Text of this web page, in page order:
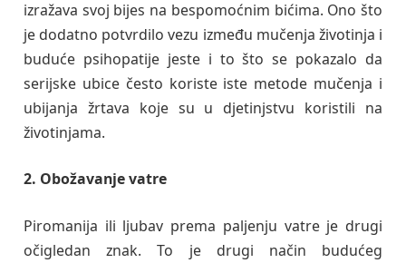
izražava svoj bijes na bespomoćnim bićima. Ono što
je dodatno potvrdilo vezu između mučenja životinja i
buduće psihopatije jeste i to što se pokazalo da
serijske ubice često koriste iste metode mučenja i
ubijanja žrtava koje su u djetinjstvu koristili na
životinjama.
2. Obožavanje vatre
Piromanija ili ljubav prema paljenju vatre je drugi
očigledan znak. To je drugi način budućeg